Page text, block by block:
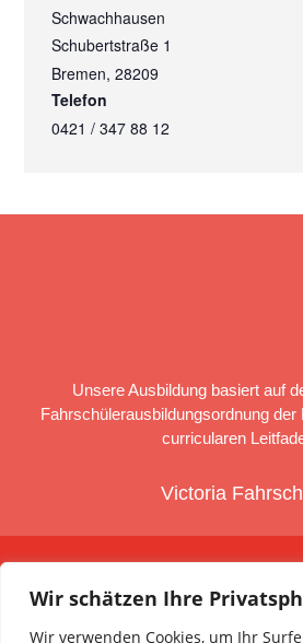
Wir schätzen Ihre
Wir verwenden Cookies, um Ihr
Schwachhausen
Schubertstraße 1
Bremen, 28209
Telefon
0421 / 347 88 12
Unsere Ausbildung basiert auf
Fahrschülerausbildungsordnung der
curricularen
Victoria
Gestaltung & Umsetzung: